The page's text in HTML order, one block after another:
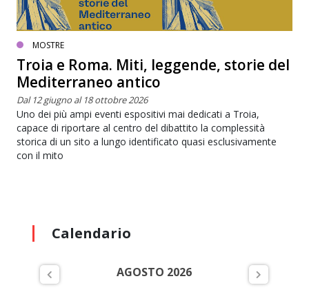
MOSTRE
Troia e Roma. Miti, leggende, storie del
Mediterraneo antico
Dal 12 giugno al 18 ottobre 2026
Uno dei più ampi eventi espositivi mai dedicati a Troia,
capace di riportare al centro del dibattito la complessità
storica di un sito a lungo identificato quasi esclusivamente
con il mito
Calendario
AGOSTO 2026